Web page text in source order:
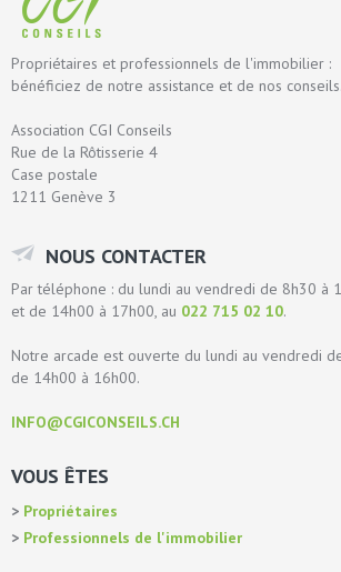
Propriétaires et professionnels de l'immobilier :
bénéficiez de notre assistance et de nos conseils.
Association CGI Conseils
Rue de la Rôtisserie 4
Case postale
1211 Genève 3
NOUS CONTACTER
Par téléphone : du lundi au vendredi de 8h30 à
et de 14h00 à 17h00, au 022 715 02 10.
Notre arcade est ouverte du lundi au vendredi
de 14h00 à 16h00.
INFO@CGICONSEILS.CH
VOUS ÊTES
Propriétaires
Professionnels de l'immobilier